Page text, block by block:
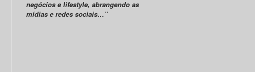
negócios e lifestyle, abrangendo as
mídias e redes sociais…”